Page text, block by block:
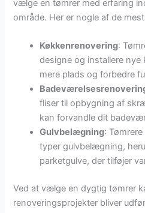
vælge en tømrer med erfaring
område. Her er nogle af de
Køkkenrenovering:
designe og installere nye
mere plads og forbedre
fliser til opbygning af
kan forvandle dit
Gulvbelægning:
typer gulvbelægning,
parketgulve, der tilføjer
Ved at vælge en dygtig tømrer
renoveringsprojekter bliver